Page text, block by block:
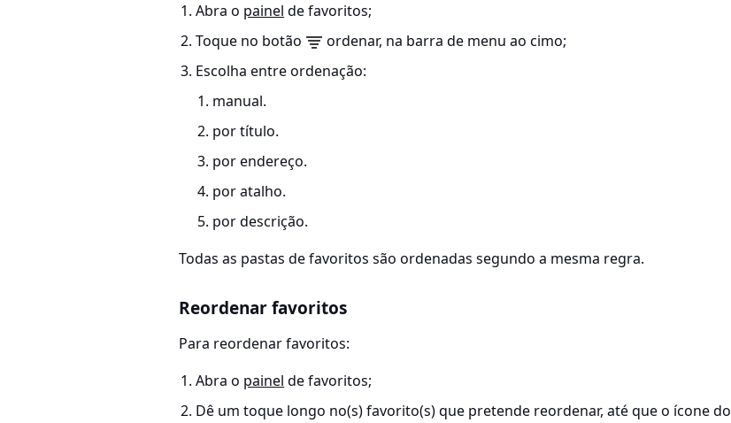
Abra o painel de favoritos;
Toque no botão
ordenar, na barra de menu ao cimo;
Escolha entre ordenação:
manual.
por título.
por endereço.
por atalho.
por descrição.
Todas as pastas de favoritos são ordenadas segundo a mesma regra.
Reordenar favoritos
Para reordenar favoritos:
Abra o painel de favoritos;
Dê um toque longo no(s) favorito(s) que pretende reordenar, até que o ícone do